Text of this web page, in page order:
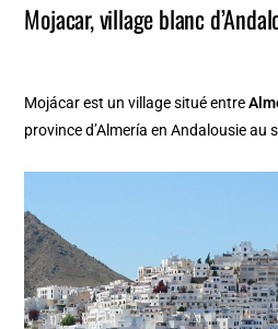
Mojacar, village blanc
Mojácar est un village situé entre
province d’Almería en Andalousie au